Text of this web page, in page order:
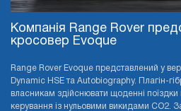
Компанія Range Rover
кросовер Evoque
Range Rover Evoque представлений у
Dynamic HSE та Autobiography. Плагін-
власникам здійснювати щоденні
керування із нульовими викидами CO2.